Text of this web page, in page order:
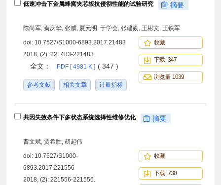
低速冲击下金属蜂窝夹芯板抗侵彻性能的试验研究 摘要
陈尚军, 秦庆华, 张威, 夏元明, 于学会, 张建勋, 王彬文, 王铁军
doi: 10.7527/S1000-6893.2017.21483
2018, (2): 221483-221483.
全文： PDF [ 4981 K ] ( 347 )
参考文献 相关文章 计量指标
收藏
下载 347
浏览量 1039
共因失效条件下多状态系统选择性维修优化 摘要
曹文斌, 贾希胜, 胡起伟
doi: 10.7527/S1000-
6893.2017.221556
2018, (2): 221556-221556.
收藏
下载 730